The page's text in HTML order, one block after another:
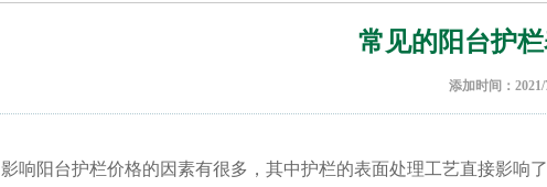
常见的阳台护
添加时间：2021/
影响阳台护栏价格的因素有很多，其中护栏的表面处理工艺直接影响